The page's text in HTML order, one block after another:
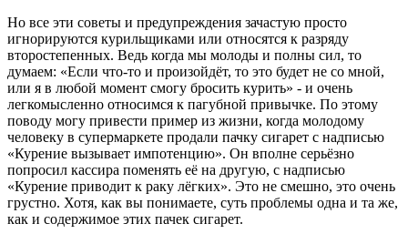
Но все эти советы и предупреждения зачастую просто
игнорируются курильщиками или относятся к разряду
второстепенных. Ведь когда мы молоды и полны сил, то
думаем: «Если что-то и произойдёт, то это будет не со мной,
или я в любой момент смогу бросить курить» - и очень
легкомысленно относимся к пагубной привычке. По этому
поводу могу привести пример из жизни, когда молодому
человеку в супермаркете продали пачку сигарет с надписью
«Курение вызывает импотенцию». Он вполне серьёзно
попросил кассира поменять её на другую, с надписью
«Курение приводит к раку лёгких». Это не смешно, это очень
грустно. Хотя, как вы понимаете, суть проблемы одна и та же,
как и содержимое этих пачек сигарет.